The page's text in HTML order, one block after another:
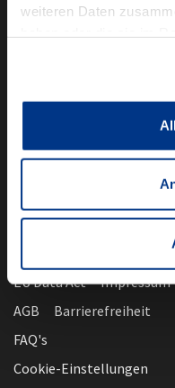
weiteren Daten
Autowelt
News & Events
Ausbildung
EU Data Act
Impressum
AGB
Barrierefreiheit
FAQ's
Cookie-Einstellungen